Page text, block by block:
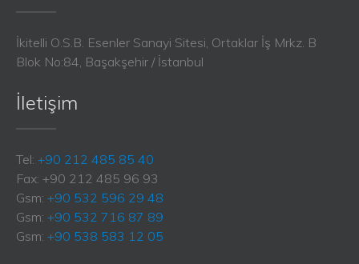
İkitelli O.S.B. Esenler Sanayi Sitesi, Ortaklar İş Mrkz. B
Blok No:84, Başakşehir / İstanbul
İletişim
Tel: +90 212 485 85 40
Fax: +90 212 485 96 93
Gsm: +90 532 596 29 48
Gsm: +90 532 716 87 89
Gsm: +90 538 583 12 05